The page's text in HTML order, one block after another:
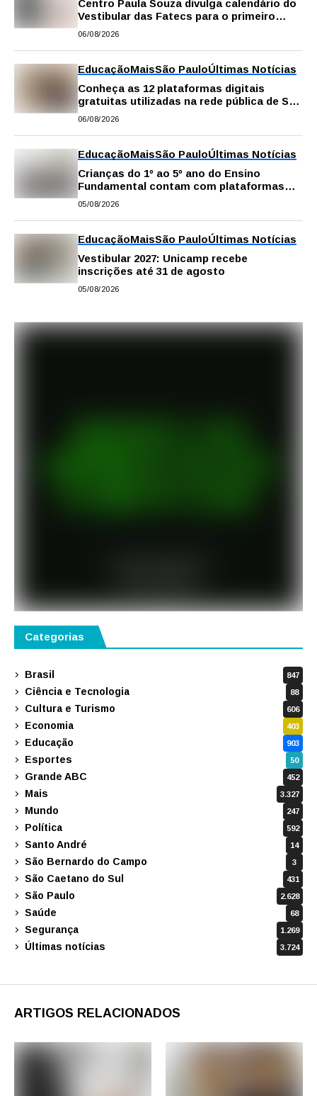
Centro Paula Souza divulga calendário do
Vestibular das Fatecs para o primeiro
semestre de 2027
06/08/2026
EducaçãoMaisSão PauloÚltimas Notícias
Conheça as 12 plataformas digitais
gratuitas utilizadas na rede pública de SP
para reforçar a aprendizagem
06/08/2026
EducaçãoMaisSão PauloÚltimas Notícias
Crianças do 1º ao 5º ano do Ensino
Fundamental contam com plataformas
digitais para apoiar estudos na escola e
05/08/2026
EducaçãoMaisSão PauloÚltimas Notícias
Vestibular 2027: Unicamp recebe
inscrições até 31 de agosto
05/08/2026
Categorias
Brasil 847
Ciência e Tecnologia 88
Cultura e Turismo 606
Economia 403
Educação 903
Esportes 50
Grande ABC 452
Mais 3.327
Mundo 247
Política 592
Santo André 14
São Bernardo do Campo 3
São Caetano do Sul 431
São Paulo 2.628
Saúde 68
Segurança 1.269
Últimas notícias 3.724
ARTIGOS RELACIONADOS